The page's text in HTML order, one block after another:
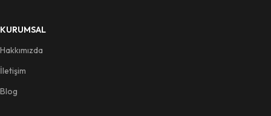
KURUMSAL
Hakkımızda
İletişim
Blog